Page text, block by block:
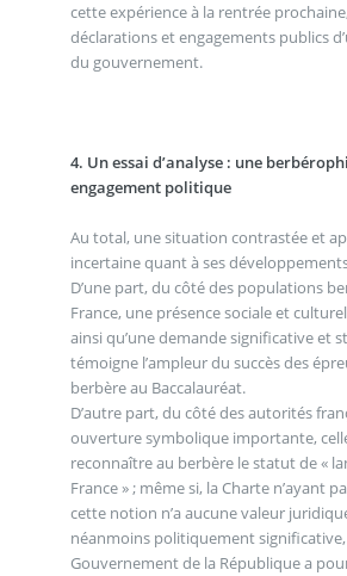
cette expérience à la rentrée
déclarations et engagements publics
du gouvernement.
4. Un essai d’analyse : une
engagement politique
Au total, une situation contrastée et
incertaine quant à ses
D’une part, du côté des populations
France, une présence sociale et
ainsi qu’une demande significative et
témoigne l’ampleur du succès des
berbère au Baccalauréat.
D’autre part, du côté des autorités
ouverture symbolique importante,
reconnaître au berbère le statut de «
France » ; même si, la Charte n’ayant
cette notion n’a aucune valeur
néanmoins politiquement
Gouvernement de la République a